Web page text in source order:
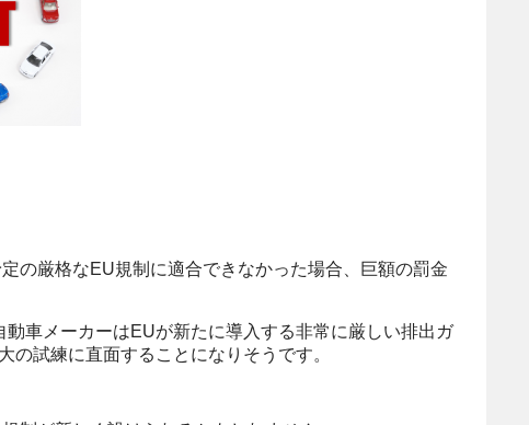
の厳格なEU規制に適合できなかった場合、巨額の罰金
車メーカーはEUが新たに導入する非常に厳しい排出ガ
の試練に直面することになりそうです。